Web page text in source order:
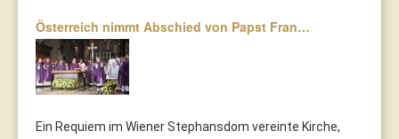
Österreich nimmt Abschied von Papst Fran…
Ein Requiem im Wiener Stephansdom vereinte Kirche,